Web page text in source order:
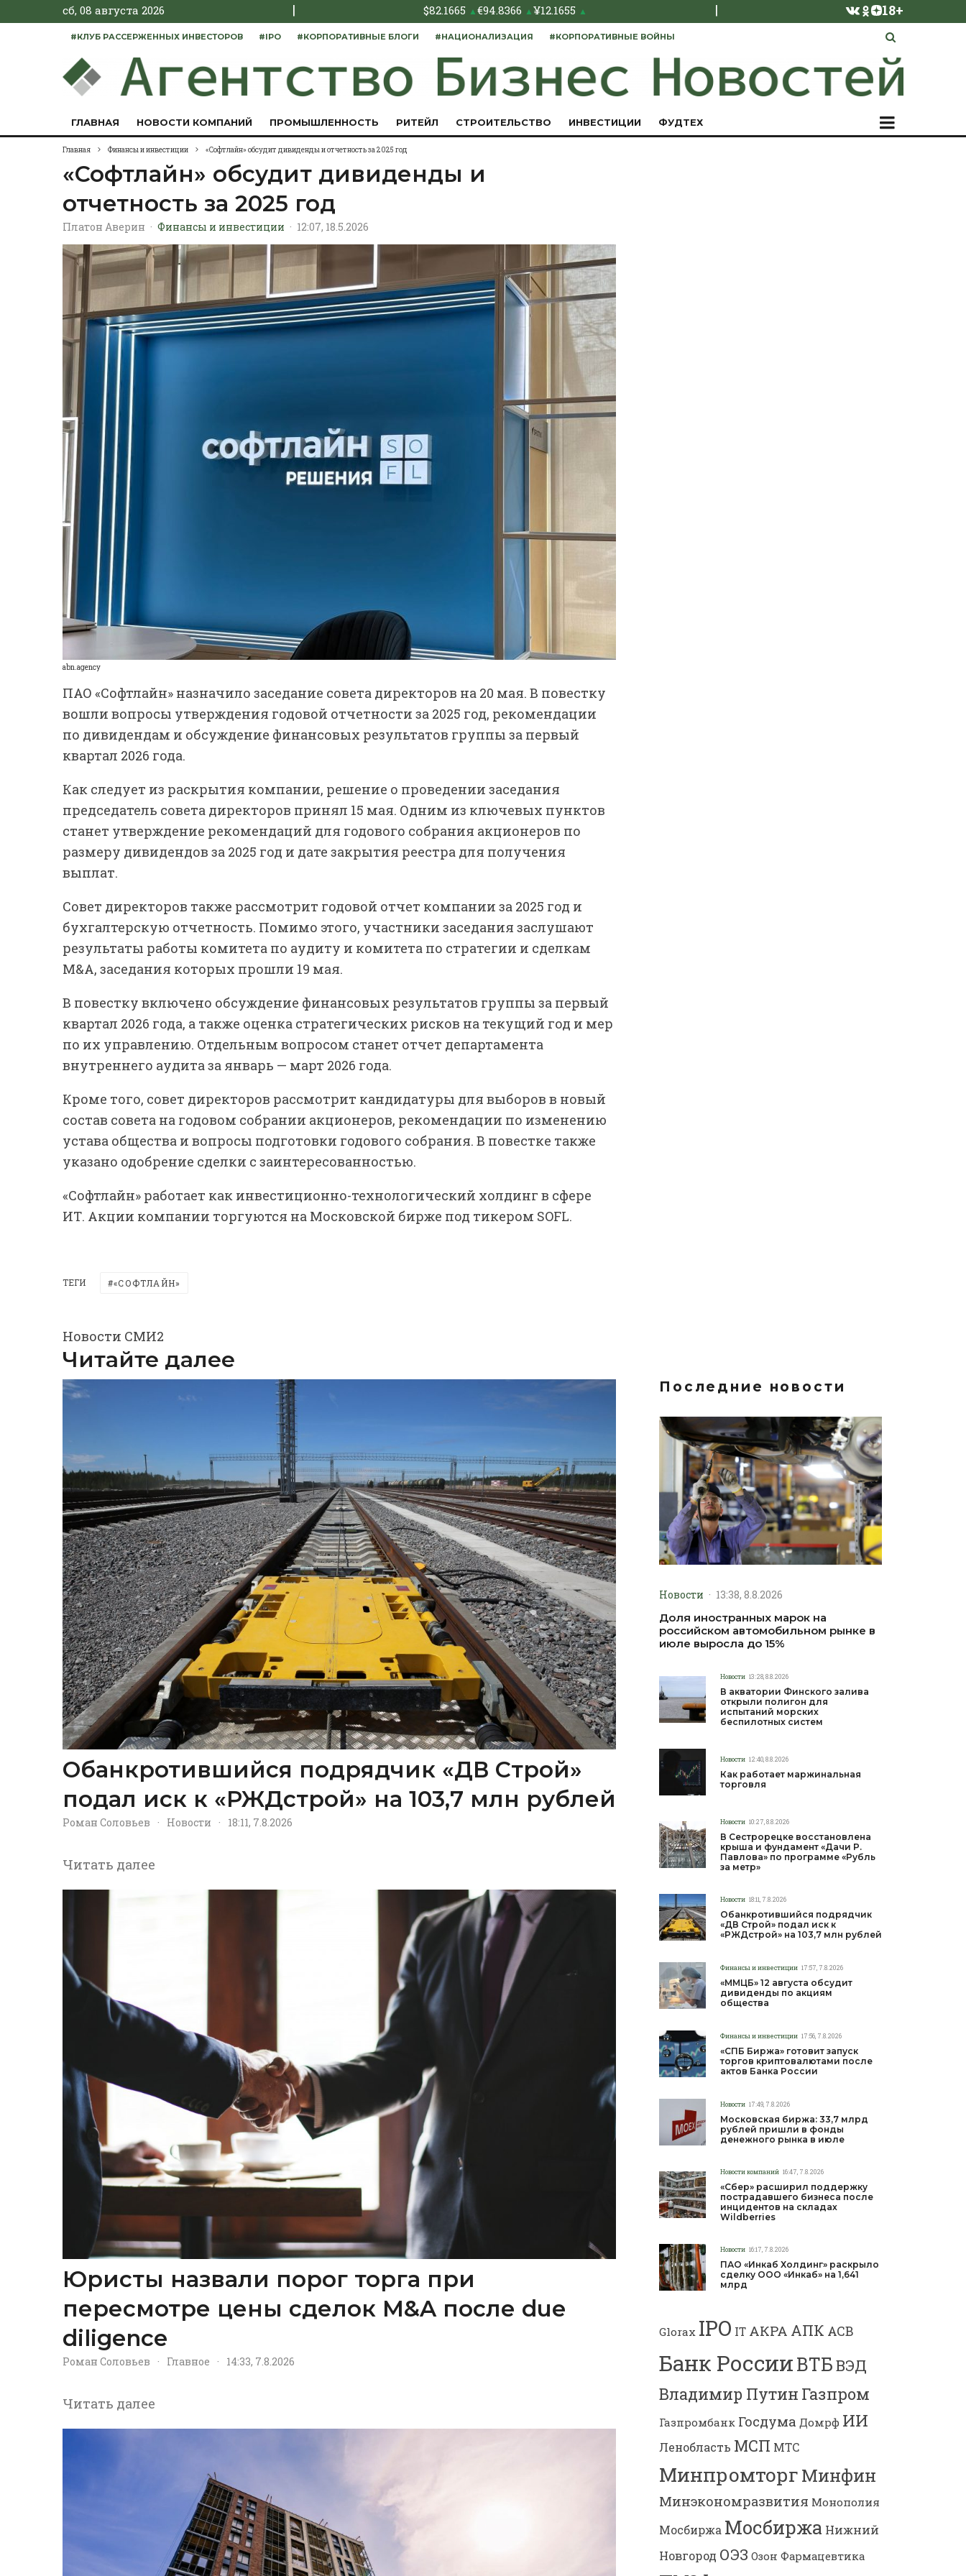
сб, 08 августа 2026 | $82.1665 ▲€94.8366 ▲¥12.1655 ▲ | 18+
#КЛУБ РАССЕРЖЕННЫХ ИНВЕСТОРОВ #IPO #КОРПОРАТИВНЫЕ БЛОГИ #НАЦИОНАЛИЗАЦИЯ #КОРПОРАТИВНЫЕ ВОЙНЫ
ГЛАВНАЯ НОВОСТИ КОМПАНИЙ ПРОМЫШЛЕННОСТЬ РИТЕЙЛ СТРОИТЕЛЬСТВО ИНВЕСТИЦИИ ФУДТЕХ
Главная Финансы и инвестиции «Софтлайн» обсудит дивиденды и отчетность за 2025 год
«Софтлайн» обсудит дивиденды и
отчетность за 2025 год
Платон Аверин · Финансы и инвестиции · 12:07, 18.5.2026
abn.agency
ПАО «Софтлайн» назначило заседание совета директоров на 20 мая. В повестку
вошли вопросы утверждения годовой отчетности за 2025 год, рекомендации
по дивидендам и обсуждение финансовых результатов группы за первый
квартал 2026 года.
Как следует из раскрытия компании, решение о проведении заседания
председатель совета директоров принял 15 мая. Одним из ключевых пунктов
станет утверждение рекомендаций для годового собрания акционеров по
размеру дивидендов за 2025 год и дате закрытия реестра для получения
выплат.
Совет директоров также рассмотрит годовой отчет компании за 2025 год и
бухгалтерскую отчетность. Помимо этого, участники заседания заслушают
результаты работы комитета по аудиту и комитета по стратегии и сделкам
M&A, заседания которых прошли 19 мая.
В повестку включено обсуждение финансовых результатов группы за первый
квартал 2026 года, а также оценка стратегических рисков на текущий год и мер
по их управлению. Отдельным вопросом станет отчет департамента
внутреннего аудита за январь — март 2026 года.
Кроме того, совет директоров рассмотрит кандидатуры для выборов в новый
состав совета на годовом собрании акционеров, рекомендации по изменению
устава общества и вопросы подготовки годового собрания. В повестке также
указано одобрение сделки с заинтересованностью.
«Софтлайн» работает как инвестиционно-технологический холдинг в сфере
ИТ. Акции компании торгуются на Московской бирже под тикером SOFL.
ТЕГИ «СОФТЛАЙН»
Новости СМИ2
Читайте далее
Обанкротившийся подрядчик «ДВ Строй»
подал иск к «РЖДстрой» на 103,7 млн рублей
Роман Соловьев · Новости · 18:11, 7.8.2026
Читать далее
Юристы назвали порог торга при
пересмотре цены сделок M&A после due
diligence
Роман Соловьев · Главное · 14:33, 7.8.2026
Читать далее
Последние новости
Новости · 13:38, 8.8.2026
Доля иностранных марок на
российском автомобильном рынке в
июле выросла до 15%
Новости 13:28, 8.8.2026
В акватории Финского залива
открыли полигон для
испытаний морских
беспилотных систем
Новости 12:40, 8.8.2026
Как работает маржинальная
торговля
Новости 10:27, 8.8.2026
В Сестрорецке восстановлена
крыша и фундамент «Дачи Р.
Павлова» по программе «Рубль
за метр»
Новости 18:11, 7.8.2026
Обанкротившийся подрядчик
«ДВ Строй» подал иск к
«РЖДстрой» на 103,7 млн рублей
Финансы и инвестиции 17:57, 7.8.2026
«ММЦБ» 12 августа обсудит
дивиденды по акциям
общества
Финансы и инвестиции 17:56, 7.8.2026
«СПБ Биржа» готовит запуск
торгов криптовалютами после
актов Банка России
Новости 17:49, 7.8.2026
Московская биржа: 33,7 млрд
рублей пришли в фонды
денежного рынка в июле
Новости компаний 16:47, 7.8.2026
«Сбер» расширил поддержку
пострадавшего бизнеса после
инцидентов на складах
Wildberries
Новости 16:17, 7.8.2026
ПАО «Инкаб Холдинг» раскрыло
сделку ООО «Инкаб» на 1,641
млрд
Glorax IPO IT АКРА АПК АСВ
Банк РоссииВТБВЭД
Владимир Путин Газпром
Газпромбанк Госдума Домрф ИИ
Ленобласть МСП МТС
МинпромторгМинфин
Минэкономразвития Монополия
Мосбиржа Мосбиржа Нижний
Новгород ОЭЗ Озон Фармацевтика